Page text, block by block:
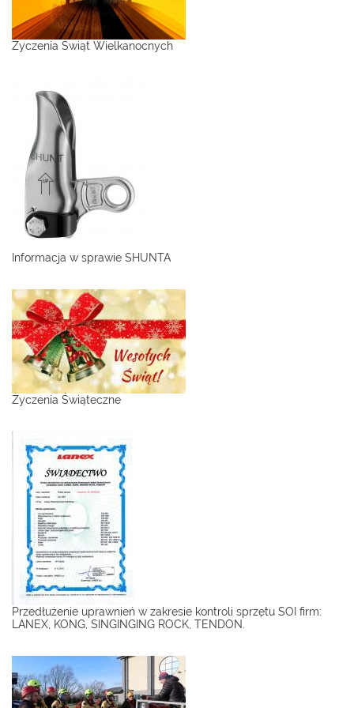
Życzenia Świąt Wielkanocnych
Informacja w sprawie SHUNTA
Życzenia Świąteczne
Przedłużenie uprawnień w zakresie kontroli sprzętu SOI firm:
LANEX, KONG, SINGINGING ROCK, TENDON.